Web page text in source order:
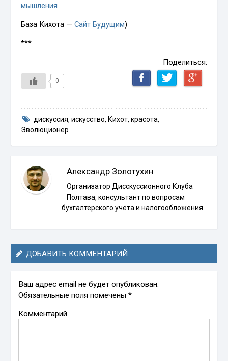
мышления
База Кихота —Сайт Будущим)
***
Поделиться:
0
дискуссия, искусство, Кихот, красота,
Эволюционер
Александр Золотухин
Организатор Дисскуссионного Клуба
Полтава, консультант по вопросам
бухгалтерского учёта и налогообложения
ДОБАВИТЬ КОММЕНТАРИЙ
Ваш адрес email не будет опубликован.
Обязательные поля помечены*
Комментарий